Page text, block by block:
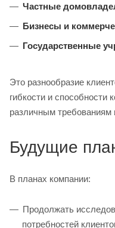
Частные
Бизнесы и
Государственные
Это разнообразие
гибкости и способности
различным требованиям
Будущие
В планах компании:
Продолжать
потребностей